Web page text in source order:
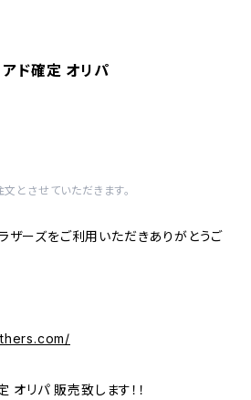
ド確定 オリパ
とさせていただきます。
ザーズをご利用いただきありがとうご
リパ 販売致します！！